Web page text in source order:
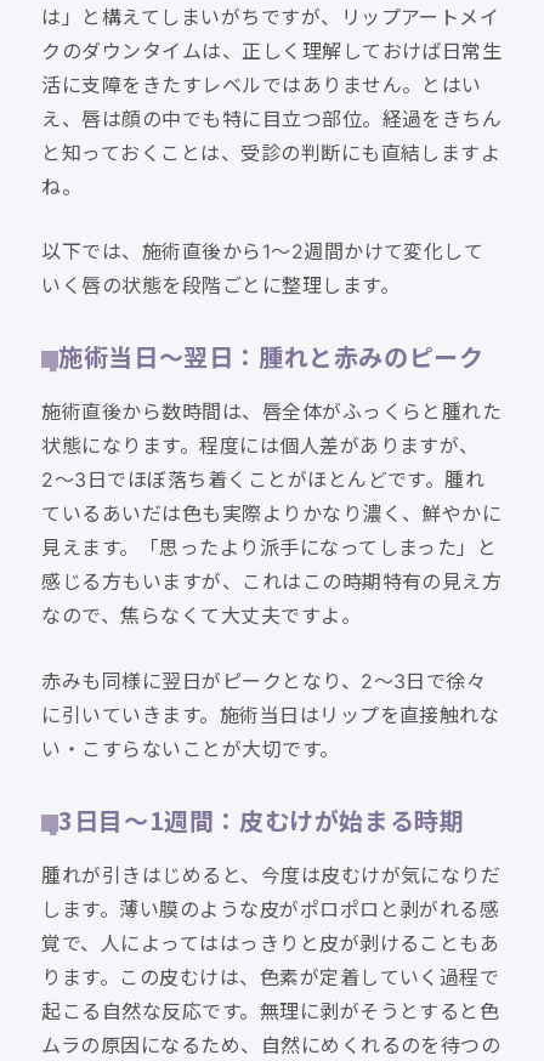
は」と構えてしまいがちですが、リップアートメイ
クのダウンタイムは、正しく理解しておけば日常生
活に支障をきたすレベルではありません。とはい
え、唇は顔の中でも特に目立つ部位。経過をきちん
と知っておくことは、受診の判断にも直結しますよ
ね。
以下では、施術直後から1〜2週間かけて変化して
いく唇の状態を段階ごとに整理します。
施術当日〜翌日：腫れと赤みのピーク
施術直後から数時間は、唇全体がふっくらと腫れた
状態になります。程度には個人差がありますが、
2〜3日でほぼ落ち着くことがほとんどです。腫れ
ているあいだは色も実際よりかなり濃く、鮮やかに
見えます。「思ったより派手になってしまった」と
感じる方もいますが、これはこの時期特有の見え方
なので、焦らなくて大丈夫ですよ。
赤みも同様に翌日がピークとなり、2〜3日で徐々
に引いていきます。施術当日はリップを直接触れな
い・こすらないことが大切です。
3日目〜1週間：皮むけが始まる時期
腫れが引きはじめると、今度は皮むけが気になりだ
します。薄い膜のような皮がポロポロと剥がれる感
覚で、人によってははっきりと皮が剥けることもあ
ります。この皮むけは、色素が定着していく過程で
起こる自然な反応です。無理に剥がそうとすると色
ムラの原因になるため、自然にめくれるのを待つの